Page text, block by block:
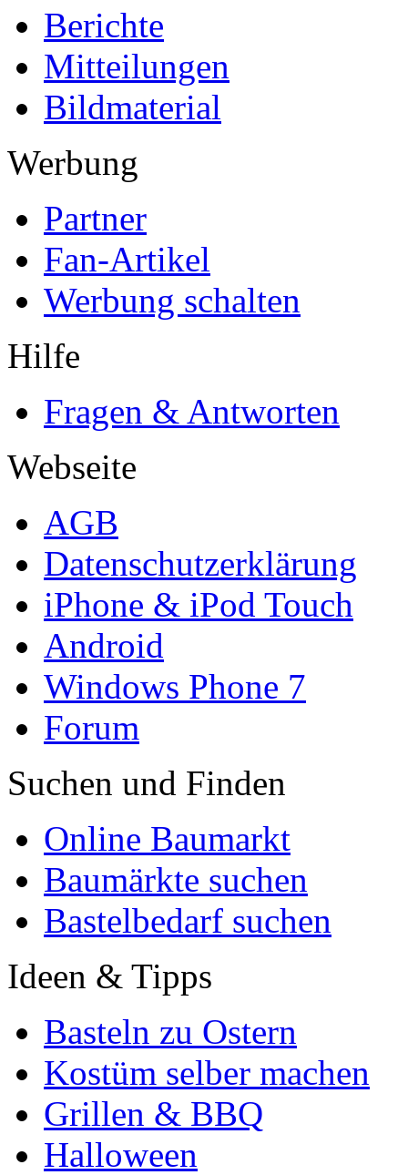
Berichte
Mitteilungen
Bildmaterial
Werbung
Partner
Fan-Artikel
Werbung schalten
Hilfe
Fragen & Antworten
Webseite
AGB
Datenschutzerklärung
iPhone & iPod Touch
Android
Windows Phone 7
Forum
Suchen und Finden
Online Baumarkt
Baumärkte suchen
Bastelbedarf suchen
Ideen & Tipps
Basteln zu Ostern
Kostüm selber machen
Grillen & BBQ
Halloween